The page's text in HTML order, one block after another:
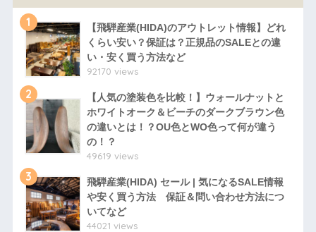
1
【飛騨産業(HIDA)のアウトレット情報】どれ
くらい安い？保証は？正規品のSALEとの違
い・安く買う方法など
92170 views
2
【人気の塗装色を比較！】ウォールナットと
ホワイトオーク＆ビーチのダークブラウン色
の違いとは！？OU色とWO色って何が違う
の！？
49619 views
3
飛騨産業(HIDA) セール | 気になるSALE情報
や安く買う方法 保証＆問い合わせ方法につ
いてなど
44021 views